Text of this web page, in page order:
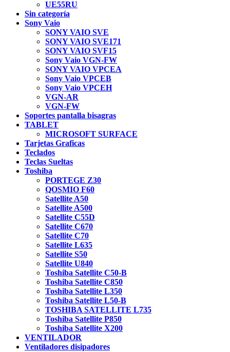
UE55RU
Sin categoría
Sony Vaio
SONY VAIO SVE
SONY VAIO SVE171
SONY VAIO SVF15
Sony Vaio VGN-FW
SONY VAIO VPCEA
Sony Vaio VPCEB
Sony Vaio VPCEH
VGN-AR
VGN-FW
Soportes pantalla bisagras
TABLET
MICROSOFT SURFACE
Tarjetas Graficas
Teclados
Teclas Sueltas
Toshiba
PORTEGE Z30
QOSMIO F60
Satellite A50
Satellite A500
Satellite C55D
Satellite C670
Satellite C70
Satellite L635
Satellite S50
Satellite U840
Toshiba Satellite C50-B
Toshiba Satellite C850
Toshiba Satellite L350
Toshiba Satellite L50-B
TOSHIBA SATELLITE L735
Toshiba Satellite P850
Toshiba Satellite X200
VENTILADOR
Ventiladores disipadores